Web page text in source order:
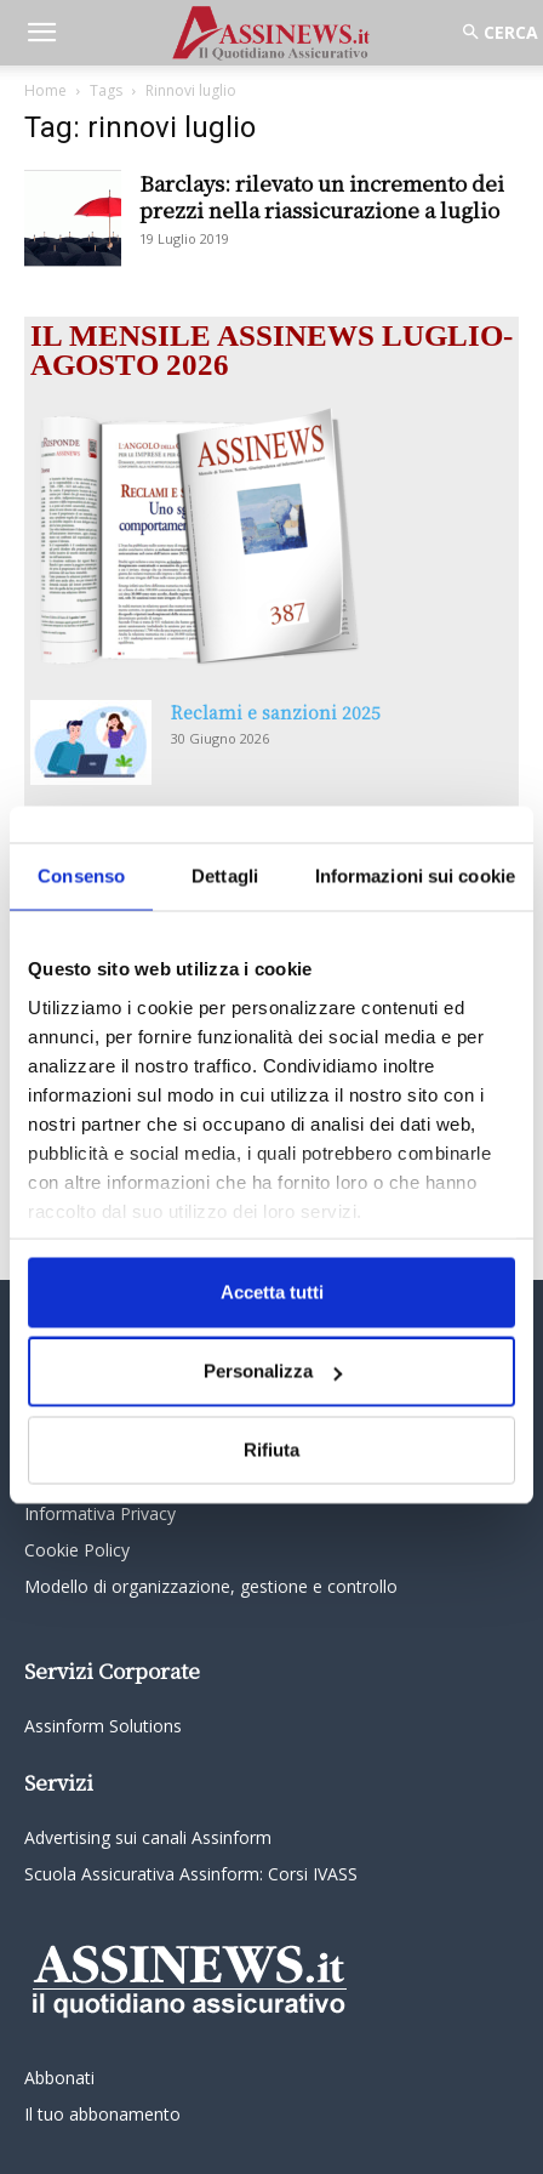
Consenso Dettagli Informazioni sui cookie
Questo sito web utilizza i cookie
Utilizziamo i cookie per personalizzare contenuti ed
annunci, per fornire funzionalità dei social media e per
analizzare il nostro traffico. Condividiamo inoltre
informazioni sul modo in cui utilizza il nostro sito con i
nostri partner che si occupano di analisi dei dati web,
pubblicità e social media, i quali potrebbero combinarle
con altre informazioni che ha fornito loro o che hanno
raccolto dal suo utilizzo dei loro servizi.
Accetta tutti
Personalizza
Rifiuta
Home Tags Rinnovi luglio
Tag: rinnovi luglio
Barclays: rilevato un incremento dei
prezzi nella riassicurazione a luglio
19 Luglio 2019
IL MENSILE ASSINEWS LUGLIO-
AGOSTO 2026
Reclami e sanzioni 2025
30 Giugno 2026
30 Giugno 2026
30 Giugno 2026
PREMI 2025. I TOP TEN
30 Giugno 2026
TUTTI GLI ARTICOLI DEL MESE
Assinform Editore
Chi siamo
Collabora con noi
Informativa Privacy
Cookie Policy
Modello di organizzazione, gestione e controllo
Servizi Corporate
Assinform Solutions
Servizi
Advertising sui canali Assinform
Scuola Assicurativa Assinform: Corsi IVASS
Abbonati
Il tuo abbonamento